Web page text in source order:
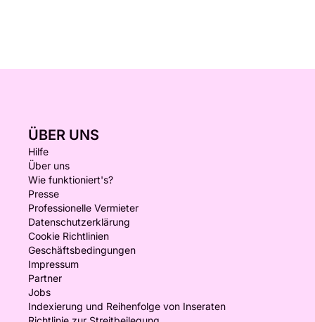
ÜBER UNS
Hilfe
Über uns
Wie funktioniert's?
Presse
Professionelle Vermieter
Datenschutzerklärung
Cookie Richtlinien
Geschäftsbedingungen
Impressum
Partner
Jobs
Indexierung und Reihenfolge von Inseraten